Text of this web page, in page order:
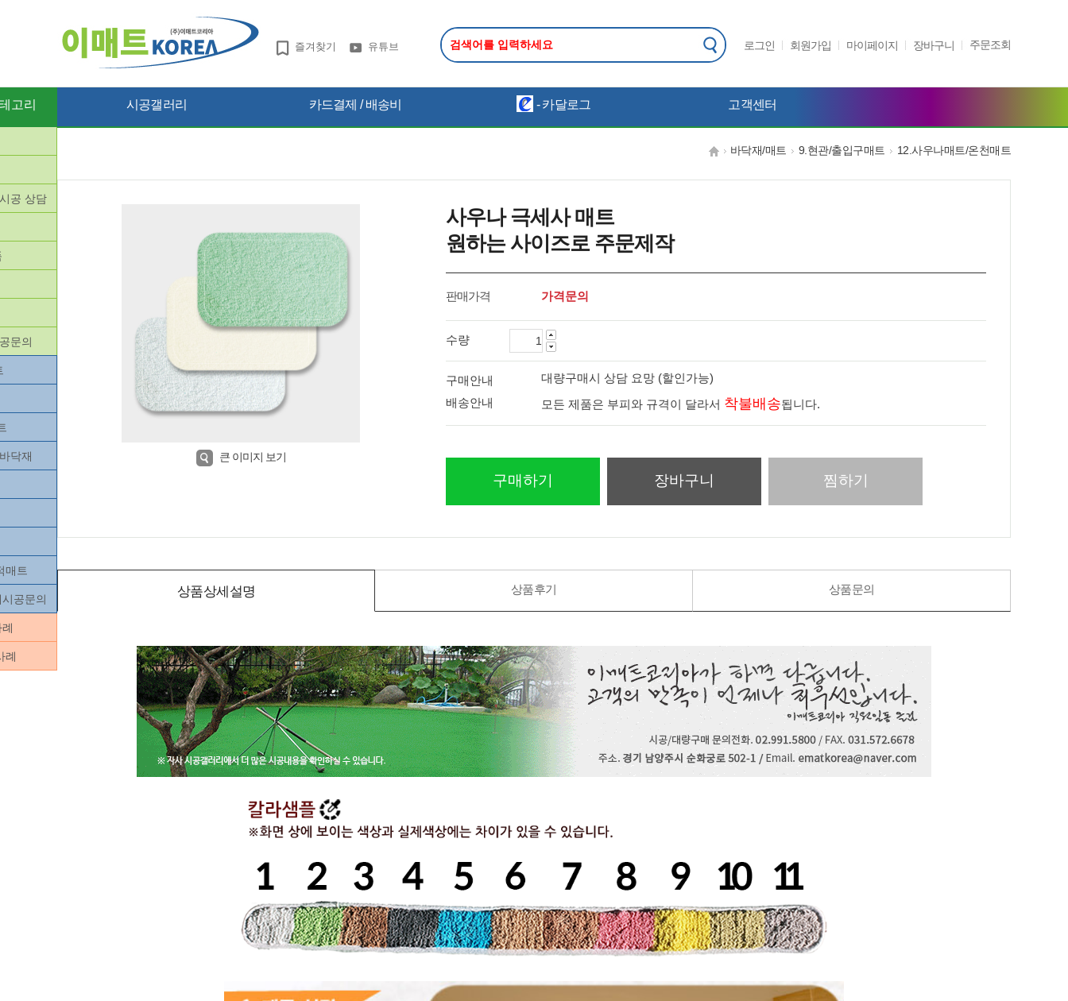
즐겨찾기 유튜브 로그인 회원가입 마이페이지 장바구니 주문조회
고리
공 상담
문의
닥재
매트
공문의
례
시공갤러리 카드결제 / 배송비 - 카달로그 고객센터
바닥재/매트 9.현관/출입구매트 12.사우나매트/온천매트
큰 이미지 보기
사우나 극세사 매트
원하는 사이즈로 주문제작
판매가격 가격문의
수량
구매안내
대량구매시 상담 요망 (할인가능)
배송안내
모든 제품은 부피와 규격이 달라서 착불배송됩니다.
구매하기 장바구니 찜하기
상품상세설명 상품후기 상품문의